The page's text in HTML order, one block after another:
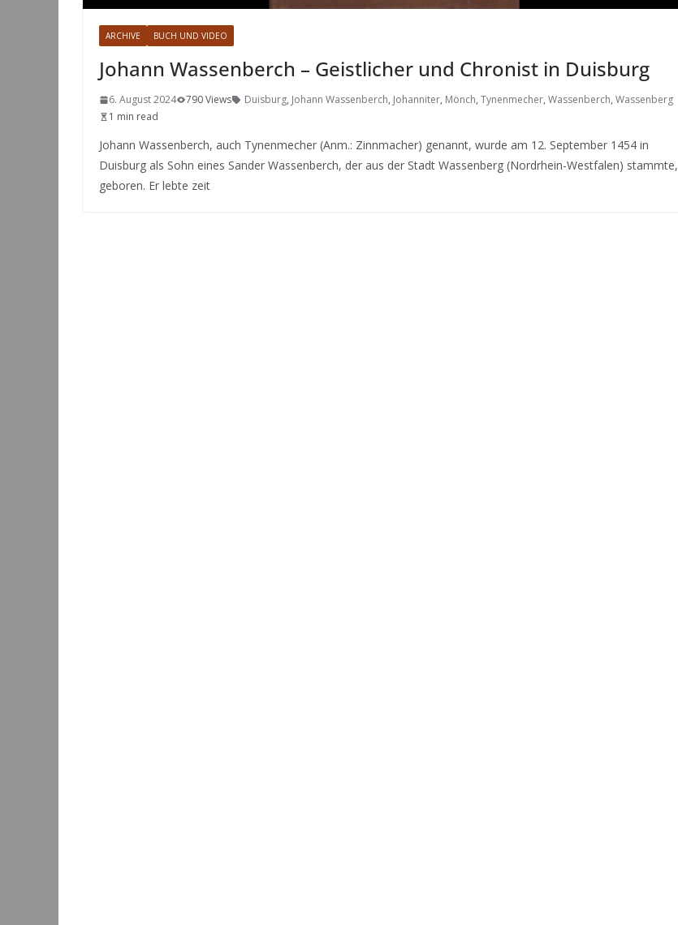
ARCHIVE BUCH UND VIDEO
Johann Wassenberch – Geistlicher und Chronist in Duisburg
6. August 2024 790 Views Duisburg, Johann Wassenberch, Johanniter, Mönch, Tynenmecher, Wassenberch, Wassenberg
1 min read
Johann Wassenberch, auch Tynenmecher (Anm.: Zinnmacher) genannt, wurde am 12. September 1454 in
Duisburg als Sohn eines Sander Wassenberch, der aus der Stadt Wassenberg (Nordrhein-Westfalen) stammte,
geboren. Er lebte zeit